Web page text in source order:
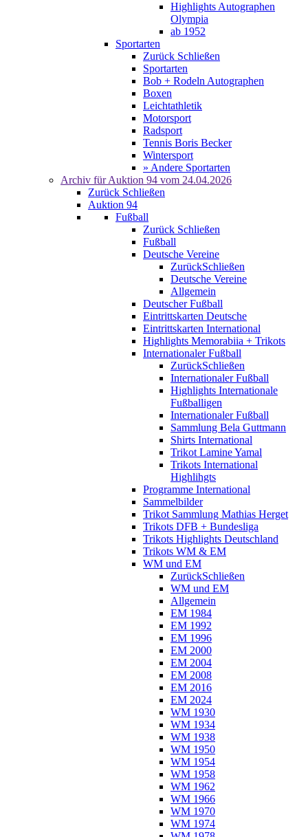
Highlights Autographen
Olympia
ab 1952
Sportarten
Zurück Schließen
Sportarten
Bob + Rodeln Autographen
Boxen
Leichtathletik
Motorsport
Radsport
Tennis Boris Becker
Wintersport
» Andere Sportarten
Archiv für Auktion 94 vom 24.04.2026
Zurück Schließen
Auktion 94
Fußball
Zurück Schließen
Fußball
Deutsche Vereine
ZurückSchließen
Deutsche Vereine
Allgemein
Deutscher Fußball
Eintrittskarten Deutsche
Eintrittskarten International
Highlights Memorabiia + Trikots
Internationaler Fußball
ZurückSchließen
Internationaler Fußball
Highlights Internationale
Fußballigen
Internationaler Fußball
Sammlung Bela Guttmann
Shirts International
Trikot Lamine Yamal
Trikots International
Highlihgts
Programme International
Sammelbilder
Trikot Sammlung Mathias Herget
Trikots DFB + Bundesliga
Trikots Highlights Deutschland
Trikots WM & EM
WM und EM
ZurückSchließen
WM und EM
Allgemein
EM 1984
EM 1992
EM 1996
EM 2000
EM 2004
EM 2008
EM 2016
EM 2024
WM 1930
WM 1934
WM 1938
WM 1950
WM 1954
WM 1958
WM 1962
WM 1966
WM 1970
WM 1974